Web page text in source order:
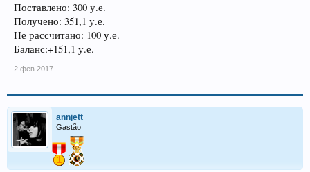
Поставлено: 300 у.е.
Получено: 351,1 у.е.
Не рассчитано: 100 у.е.
Баланс:+151,1 у.е.
2 фев 2017
annjett
Gastão